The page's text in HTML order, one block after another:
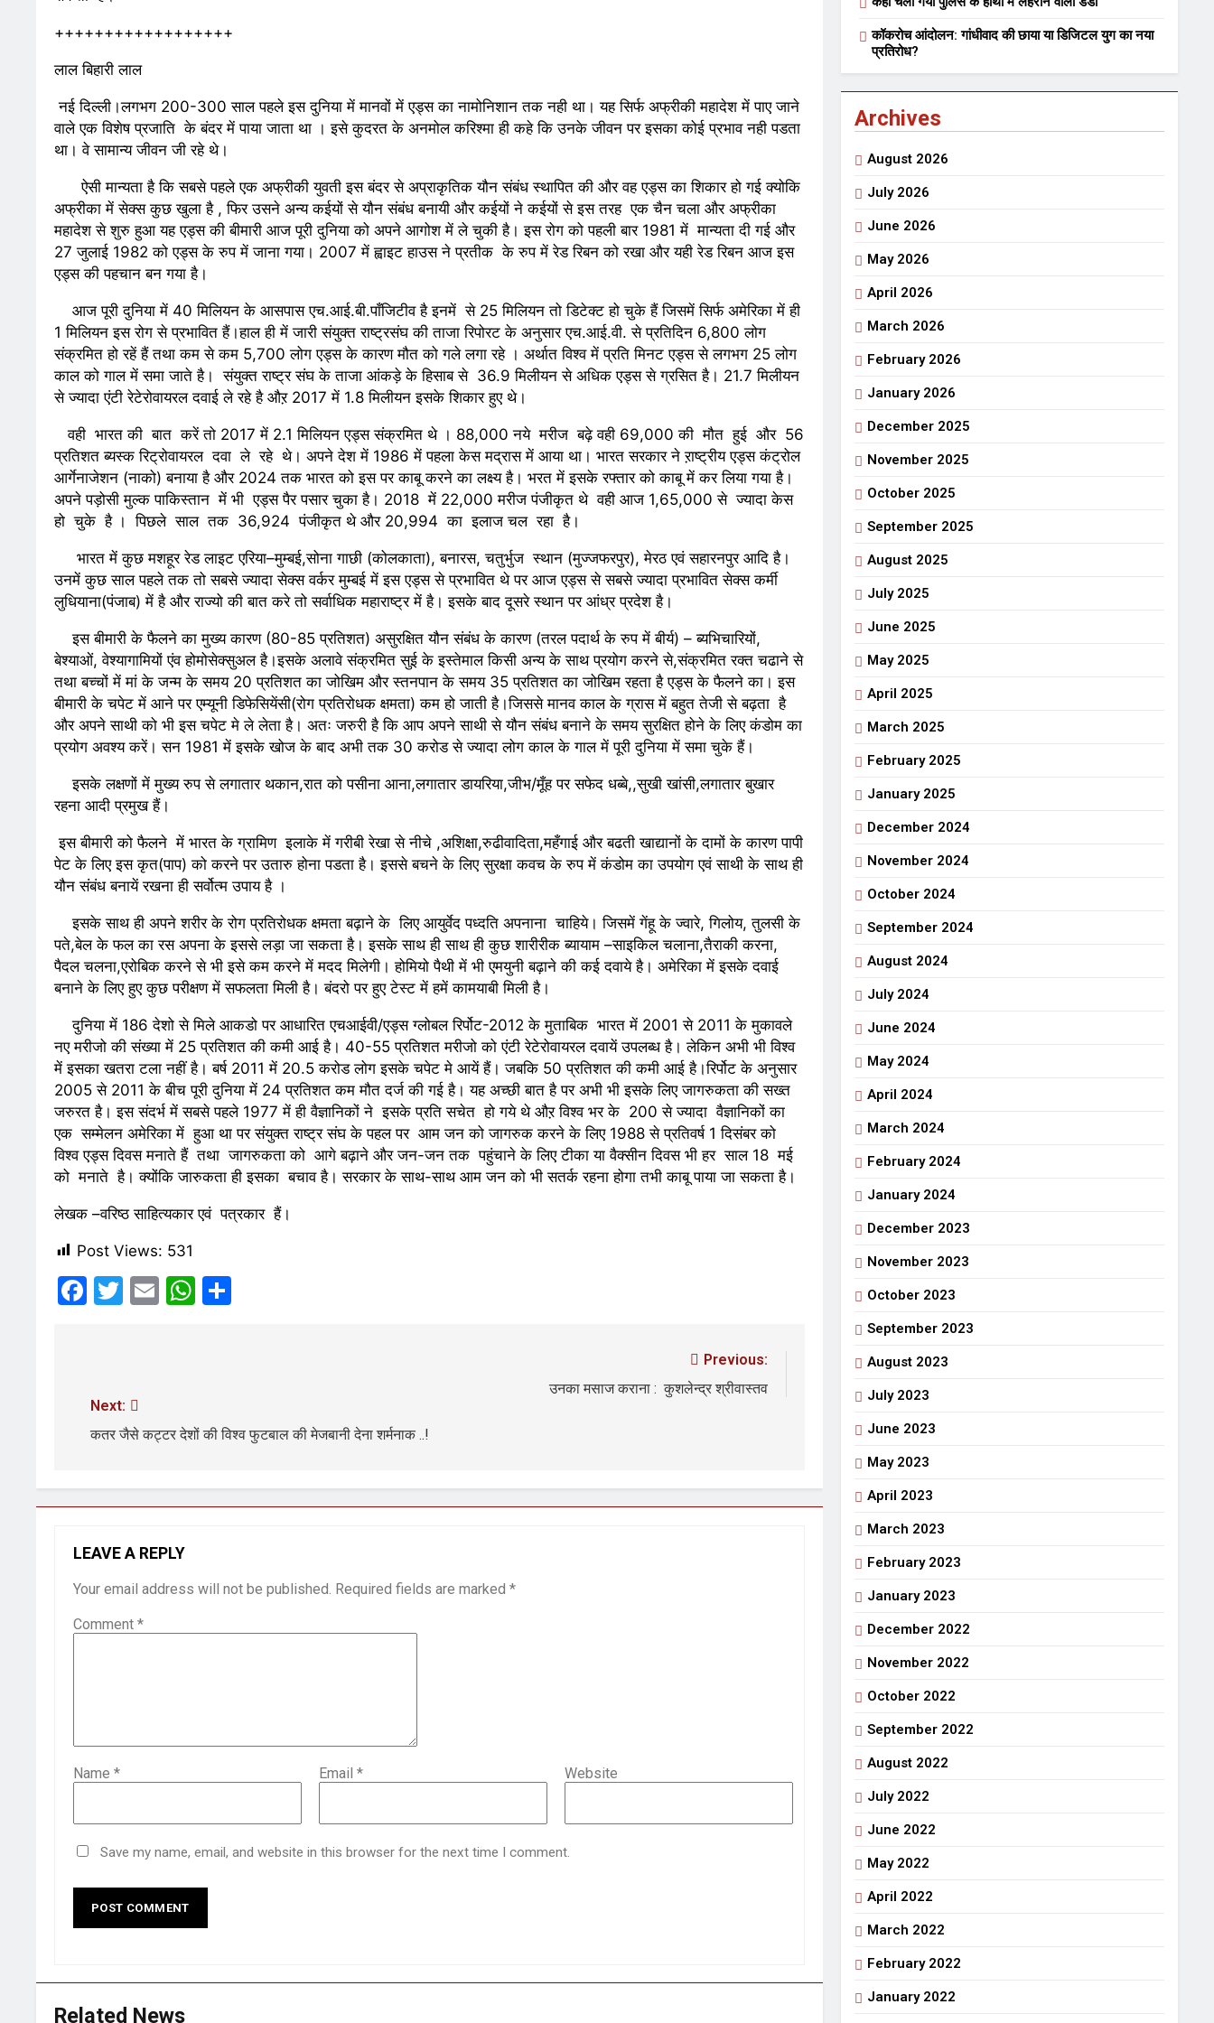
भारत रत्न जननायक कर्पूरी ठाकुर
3 Years Ago3 Years Ago
विश्व पुस्तक मेले (10-18 फरवरी) में अनुराधा प्रकाशन के स्टाल पर अपनी पुस्तक को प्रदर्शित/विमोचन हेतु संपर्क करें
3 Years Ago3 Years Ago
3 Years Ago 3 Years Ago 3 Years Ago 3 Years Ago
सम्पादकीय : इंडिया / भारत , जी-20 में ‘भार-त’ का चमका सितारा
3 Years Ago3 Years Ago
नोसेना प्रमुख एडमिरल आर हरि कुमार ने किया अनुराधा प्रकाशन की पुस्तकों एवं ‘उत्कर्ष मेल’ का लोकार्पण
3 Years Ago3 Years Ago
श्री हनुमानजी का जन्म महोत्सव का भव्य आयोजन
3 Years Ago3 Years Ago
अंतरराष्ट्रीय मित्रता दिवस पर विशेष “किताबों के पन्नों से लेकर अनकही कहानियों तक”
6 Days Ago 6 Days Ago 7 Days Ago 7 Days Ago
पेपर लीक पर गैर-भाजपा सरकारों से जवाबदेही कब?
7 Days Ago7 Days Ago
कहां चला गया पुलिस के हाथों में लहराने वाला डंडा
कॉकरोच आंदोलन: गांधीवाद की छाया या डिजिटल युग का नया प्रतिरोध?
7 Days Ago 7 Days Ago
संस्मरण : गर्मी की छुट्टियां और बचपन
7 Days Ago
++++++++++++++++++
लाल बिहारी लाल
नई दिल्ली।लगभग 200-300 साल पहले इस दुनिया में मानवों में एड्स का नामोनिशान तक नही था। यह सिर्फ अफ्रीकी महादेश में पाए जाने
वाले एक विशेष प्रजाति के बंदर में पाया जाता था । इसे कुदरत के अनमोल करिश्मा ही कहे कि उनके जीवन पर इसका कोई प्रभाव नही पडता
था। वे सामान्य जीवन जी रहे थे।
ऐसी मान्यता है कि सबसे पहले एक अफ्रीकी युवती इस बंदर से अप्राकृतिक यौन संबंध स्थापित की और वह एड्स का शिकार हो गई क्योकि
अफ्रीका में सेक्स कुछ खुला है , फिर उसने अन्य कईयों से यौन संबंध बनायी और कईयों ने कईयों से इस तरह एक चैन चला और अफ्रीका
महादेश से शुरु हुआ यह एड्स की बीमारी आज पूरी दुनिया को अपने आगोश में ले चुकी है। इस रोग को पहली बार 1981 में मान्यता दी गई और
27 जुलाई 1982 को एड्स के रुप में जाना गया। 2007 में ह्वाइट हाउस ने प्रतीक के रुप में रेड रिबन को रखा और यही रेड रिबन आज इस
एड्स की पहचान बन गया है।
आज पूरी दुनिया में 40 मिलियन के आसपास एच.आई.बी.पाँजिटीव है इनमें से 25 मिलियन तो डिटेक्ट हो चुके हैं जिसमें सिर्फ अमेरिका में ही
1 मिलियन इस रोग से प्रभावित हैं।हाल ही में जारी संयुक्त राष्ट्रसंघ की ताजा रिपोरट के अनुसार एच.आई.वी. से प्रतिदिन 6,800 लोग
संक्रमित हो रहें हैं तथा कम से कम 5,700 लोग एड्स के कारण मौत को गले लगा रहे । अर्थात विश्व में प्रति मिनट एड्स से लगभग 25 लोग
काल को गाल में समा जाते है। संयुक्त राष्ट्र संघ के ताजा आंकड़े के हिसाब से 36.9 मिलीयन से अधिक एड्स से ग्रसित है। 21.7 मिलीयन
से ज्यादा एंटी रेटेरोवायरल दवाई ले रहे है औऱ 2017 में 1.8 मिलीयन इसके शिकार हुए थे।
वही भारत की बात करें तो 2017 में 2.1 मिलियन एड्स संक्रमित थे । 88,000 नये मरीज बढ़े वही 69,000 की मौत हुई और 56
प्रतिशत ब्यस्क रिट्रोवायरल दवा ले रहे थे। अपने देश में 1986 में पहला केस मद्रास में आया था। भारत सरकार ने ऱाष्ट्रीय एड्स कंट्रोल
आर्गेनाजेशन (नाको) बनाया है और 2024 तक भारत को इस पर काबू करने का लक्ष्य है। भरत में इसके रफ्तार को काबू में कर लिया गया है।
अपने पड़ोसी मुल्क पाकिस्तान में भी एड्स पैर पसार चुका है। 2018 में 22,000 मरीज पंजीकृत थे वही आज 1,65,000 से ज्यादा केस
हो चुके है । पिछले साल तक 36,924 पंजीकृत थे और 20,994 का इलाज चल रहा है।
भारत में कुछ मशहूर रेड लाइट एरिया–मुम्बई,सोना गाछी (कोलकाता), बनारस, चतुर्भुज स्थान (मुज्जफरपुर), मेरठ एवं सहारनपुर आदि है।
उनमें कुछ साल पहले तक तो सबसे ज्यादा सेक्स वर्कर मुम्बई में इस एड्स से प्रभावित थे पर आज एड्स से सबसे ज्यादा प्रभावित सेक्स कर्मी
लुधियाना(पंजाब) में है और राज्यो की बात करे तो सर्वाधिक महाराष्ट्र में है। इसके बाद दूसरे स्थान पर आंध्र प्रदेश है।
इस बीमारी के फैलने का मुख्य कारण (80-85 प्रतिशत) असुरक्षित यौन संबंध के कारण (तरल पदार्थ के रुप में बीर्य) – ब्यभिचारियों,
बेश्याओं, वेश्यागामियों एंव होमोसेक्सुअल है।इसके अलावे संक्रमित सुई के इस्तेमाल किसी अन्य के साथ प्रयोग करने से,संक्रमित रक्त चढाने से
तथा बच्चों में मां के जन्म के समय 20 प्रतिशत का जोखिम और स्तनपान के समय 35 प्रतिशत का जोखिम रहता है एड्स के फैलने का। इस
बीमारी के चपेट में आने पर एम्यूनी डिफेसियेंसी(रोग प्रतिरोधक क्षमता) कम हो जाती है।जिससे मानव काल के ग्रास में बहुत तेजी से बढ़ता है
और अपने साथी को भी इस चपेट मे ले लेता है। अतः जरुरी है कि आप अपने साथी से यौन संबंध बनाने के समय सुरक्षित होने के लिए कंडोम का
प्रयोग अवश्य करें। सन 1981 में इसके खोज के बाद अभी तक 30 करोड से ज्यादा लोग काल के गाल में पूरी दुनिया में समा चुके हैं।
इसके लक्षणों में मुख्य रुप से लगातार थकान,रात को पसीना आना,लगातार डायरिया,जीभ/मूँह पर सफेद धब्बे,,सुखी खांसी,लगातार बुखार
रहना आदी प्रमुख हैं।
इस बीमारी को फैलने में भारत के ग्रामिण इलाके में गरीबी रेखा से नीचे ,अशिक्षा,रुढीवादिता,महँगाई और बढती खाद्यानों के दामों के कारण पापी
पेट के लिए इस कृत(पाप) को करने पर उतारु होना पडता है। इससे बचने के लिए सुरक्षा कवच के रुप में कंडोम का उपयोग एवं साथी के साथ ही
यौन संबंध बनायें रखना ही सर्वोत्म उपाय है ।
इसके साथ ही अपने शरीर के रोग प्रतिरोधक क्षमता बढ़ाने के लिए आयुर्वेद पध्दति अपनाना चाहिये। जिसमें गेंहू के ज्वारे, गिलोय, तुलसी के
पते,बेल के फल का रस अपना के इससे लड़ा जा सकता है। इसके साथ ही साथ ही कुछ शारीरीक ब्यायाम –साइकिल चलाना,तैराकी करना,
पैदल चलना,एरोबिक करने से भी इसे कम करने में मदद मिलेगी। होमियो पैथी में भी एमयुनी बढ़ाने की कई दवाये है। अमेरिका में इसके दवाई
बनाने के लिए हुए कुछ परीक्षण में सफलता मिली है। बंदरो पर हुए टेस्ट में हमें कामयाबी मिली है।
दुनिया में 186 देशो से मिले आकडो पर आधारित एचआईवी/एड्स ग्लोबल रिर्पोट-2012 के मुताबिक भारत में 2001 से 2011 के मुकावले
नए मरीजो की संख्या में 25 प्रतिशत की कमी आई है। 40-55 प्रतिशत मरीजो को एंटी रेटेरोवायरल दवायें उपलब्ध है। लेकिन अभी भी विश्व
में इसका खतरा टला नहीं है। बर्ष 2011 में 20.5 करोड लोग इसके चपेट मे आयें हैं। जबकि 50 प्रतिशत की कमी आई है।रिर्पोट के अनुसार
2005 से 2011 के बीच पूरी दुनिया में 24 प्रतिशत कम मौत दर्ज की गई है। यह अच्छी बात है पर अभी भी इसके लिए जागरुकता की सख्त
जरुरत है। इस संदर्भ में सबसे पहले 1977 में ही वैज्ञानिकों ने इसके प्रति सचेत हो गये थे औऱ विश्व भर के 200 से ज्यादा वैज्ञानिकों का
एक सम्मेलन अमेरिका में हुआ था पर संयुक्त राष्ट्र संघ के पहल पर आम जन को जागरुक करने के लिए 1988 से प्रतिवर्ष 1 दिसंबर को
विश्व एड्स दिवस मनाते हैं तथा जागरुकता को आगे बढ़ाने और जन-जन तक पहुंचाने के लिए टीका या वैक्सीन दिवस भी हर साल 18 मई
को मनाते है। क्योंकि जारुकता ही इसका बचाव है। सरकार के साथ-साथ आम जन को भी सतर्क रहना होगा तभी काबू पाया जा सकता है।
लेखक –वरिष्ठ साहित्यकार एवं पत्रकार हैं।
Post Views: 531
Facebook
Twitter
EmailWhatsApp
Previous:
उनका मसाज कराना : कुशलेन्द्र श्रीवास्तव
Next:
कतर जैसे कट्टर देशों की विश्व फुटबाल की मेजबानी देना शर्मनाक ..!
LEAVE A REPLY
Your email address will not be published. Required fields are marked *
Comment *
Name * Email * Website
Save my name, email, and website in this browser for the next time I comment.
Related News
कॉकरोच आंदोलन: गांधीवाद की छाया या डिजिटल युग का नया
प्रतिरोध?
Archives
August 2026
July 2026
June 2026
May 2026
April 2026
March 2026
February 2026
January 2026
December 2025
November 2025
October 2025
September 2025
August 2025
July 2025
June 2025
May 2025
April 2025
March 2025
February 2025
January 2025
December 2024
November 2024
October 2024
September 2024
August 2024
July 2024
June 2024
May 2024
April 2024
March 2024
February 2024
January 2024
December 2023
November 2023
October 2023
September 2023
August 2023
July 2023
June 2023
May 2023
April 2023
March 2023
February 2023
January 2023
December 2022
November 2022
October 2022
September 2022
August 2022
July 2022
June 2022
May 2022
April 2022
March 2022
February 2022
January 2022